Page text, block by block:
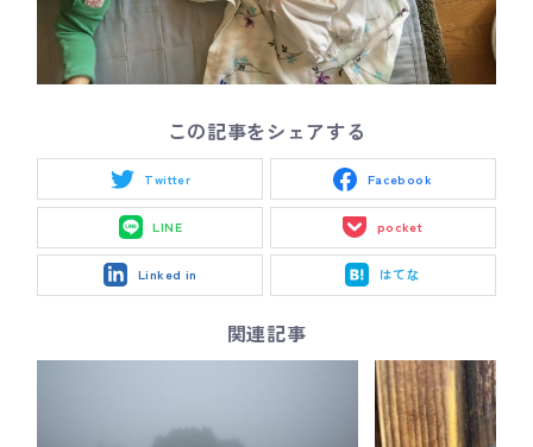
この記事をシェアする
Twitter Facebook
LINE pocket
Linked in はてな
関連記事